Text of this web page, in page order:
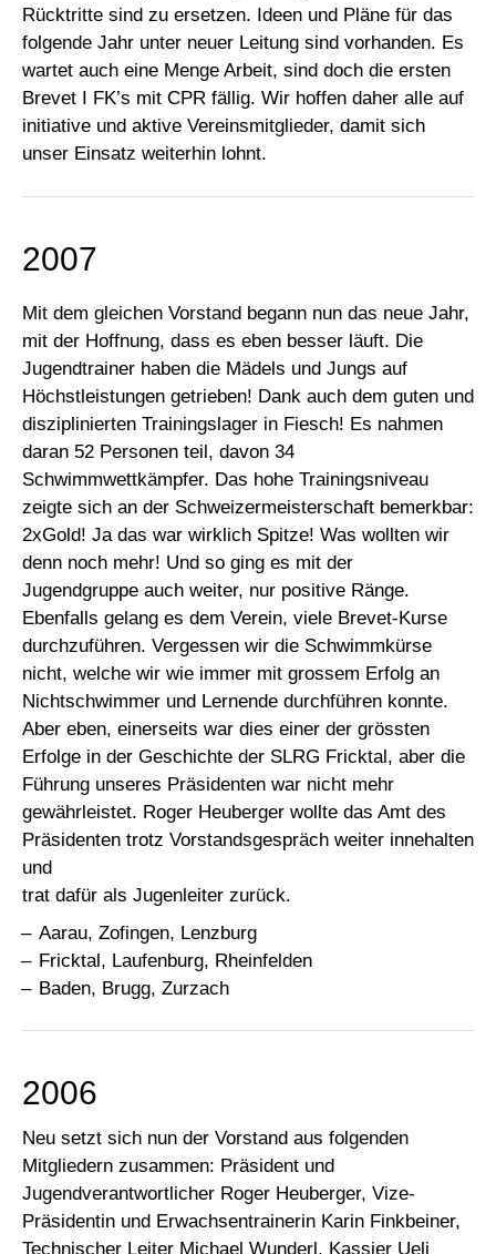
Rücktritte sind zu ersetzen. Ideen und Pläne für das
folgende Jahr unter neuer Leitung sind vorhanden. Es
wartet auch eine Menge Arbeit, sind doch die ersten
Brevet I FK’s mit CPR fällig. Wir hoffen daher alle auf
initiative und aktive Vereinsmitglieder, damit sich
unser Einsatz weiterhin lohnt.
2007
Mit dem gleichen Vorstand begann nun das neue Jahr,
mit der Hoffnung, dass es eben besser läuft. Die
Jugendtrainer haben die Mädels und Jungs auf
Höchstleistungen getrieben! Dank auch dem guten und
disziplinierten Trainingslager in Fiesch! Es nahmen
daran 52 Personen teil, davon 34
Schwimmwettkämpfer. Das hohe Trainingsniveau
zeigte sich an der Schweizermeisterschaft bemerkbar:
2xGold! Ja das war wirklich Spitze! Was wollten wir
denn noch mehr! Und so ging es mit der
Jugendgruppe auch weiter, nur positive Ränge.
Ebenfalls gelang es dem Verein, viele Brevet-Kurse
durchzuführen. Vergessen wir die Schwimmkürse
nicht, welche wir wie immer mit grossem Erfolg an
Nichtschwimmer und Lernende durchführen konnte.
Aber eben, einerseits war dies einer der grössten
Erfolge in der Geschichte der SLRG Fricktal, aber die
Führung unseres Präsidenten war nicht mehr
gewährleistet. Roger Heuberger wollte das Amt des
Präsidenten trotz Vorstandsgespräch weiter innehalten
und
trat dafür als Jugenleiter zurück.
Aarau, Zofingen, Lenzburg
Fricktal, Laufenburg, Rheinfelden
Baden, Brugg, Zurzach
2006
Neu setzt sich nun der Vorstand aus folgenden
Mitgliedern zusammen: Präsident und
Jugendverantwortlicher Roger Heuberger, Vize-
Präsidentin und Erwachsentrainerin Karin Finkbeiner,
Technischer Leiter Michael Wunderl, Kassier Ueli